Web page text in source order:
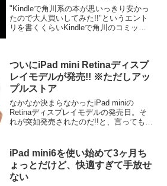
"Kindleで角川系の本が思いっきり安かっ
たので大人買いしてみた!!"というエント
リを書くくらいKindleで角川のコミック
ついにiPad mini Retinaディスプ
レイモデルが発売!! ※ただしアッ
プルストア
なかなか決まらなかったiPad miniの
Retinaディスプレイモデルの発売日。そ
れが突如発売されたのだ!!と、言っても知
Appleが「iPad min...
iPad mini6を使い始めて3ヶ月ち
ょっとだけど、快適すぎて手放せ
ない